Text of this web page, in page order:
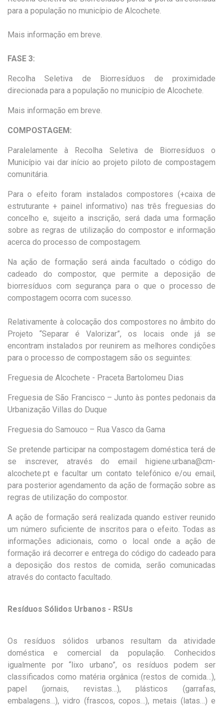
para a população no município de Alcochete.
Mais informação em breve.
FASE 3:
Recolha Seletiva de Biorresíduos de proximidade
direcionada para a população no município de Alcochete.
Mais informação em breve.
COMPOSTAGEM:
Paralelamente à Recolha Seletiva de Biorresíduos o
Município vai dar início ao projeto piloto de compostagem
comunitária.
Para o efeito foram instalados compostores (+caixa de
estruturante + painel informativo) nas três freguesias do
concelho e, sujeito a inscrição, será dada uma formação
sobre as regras de utilização do compostor e informação
acerca do processo de compostagem.
Na ação de formação será ainda facultado o código do
cadeado do compostor, que permite a deposição de
biorresíduos com segurança para o que o processo de
compostagem ocorra com sucesso.
Relativamente à colocação dos compostores no âmbito do
Projeto “Separar é Valorizar”, os locais onde já se
encontram instalados por reunirem as melhores condições
para o processo de compostagem são os seguintes:
Freguesia de Alcochete - Praceta Bartolomeu Dias
Freguesia de São Francisco – Junto às pontes pedonais da
Urbanização Villas do Duque
Freguesia do Samouco – Rua Vasco da Gama
Se pretende participar na compostagem doméstica terá de
se inscrever, através do email higiene.urbana@cm-
alcochete.pt e facultar um contato telefónico e/ou email,
para posterior agendamento da ação de formação sobre as
regras de utilização do compostor.
A ação de formação será realizada quando estiver reunido
um número suficiente de inscritos para o efeito. Todas as
informações adicionais, como o local onde a ação de
formação irá decorrer e entrega do código do cadeado para
a deposição dos restos de comida, serão comunicadas
através do contacto facultado.
Resíduos Sólidos Urbanos - RSUs
Os resíduos sólidos urbanos resultam da atividade
doméstica e comercial da população. Conhecidos
igualmente por “lixo urbano”, os resíduos podem ser
classificados como matéria orgânica (restos de comida…),
papel (jornais, revistas…), plásticos (garrafas,
embalagens…), vidro (frascos, copos…), metais (latas…) e